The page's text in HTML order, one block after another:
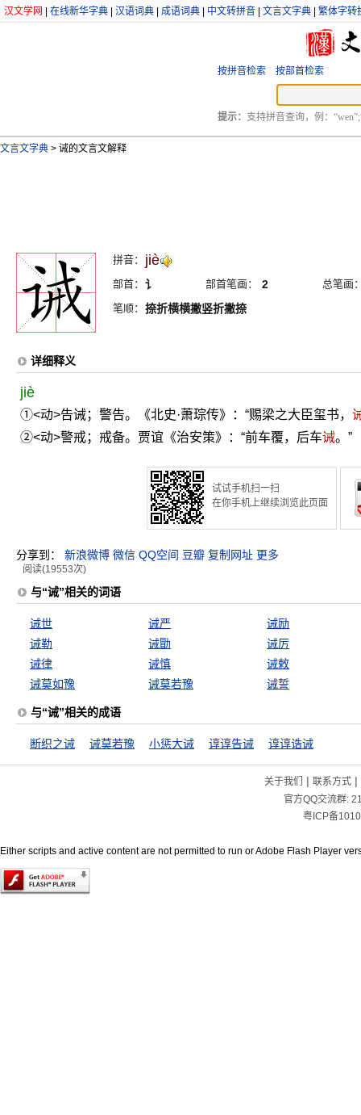
汉文学网 在线新华字典 汉语词典 成语词典 中文转拼音 文言文字典 繁体字转
按拼音检索 按部首检索
提示： 支持拼音查询，例：
文言文字典 > 诫的文言文解释
拼音： jiè
部首： 讠 部首笔画： 2
总笔画
笔顺： 捺折横横撇竖折撇捺
详细释义
jiè
①<动>告诫；警告。《北史·萧琮传》：“赐梁之大臣玺书，
②<动>警戒；戒备。贾谊《治安策》：“前车覆，后车诫。”
试试手机扫一扫
在你手机上继续浏览此页面
分享到： 新浪微博 微信 QQ空间 豆瓣 复制网址 更多
阅读(19553次)
与“诫”相关的词语
诫世 诫严
诫励
诫勒
诫勖
诫厉
诫律
诫慎
诫敕
诫莫如豫
诫莫若豫 诫誓
与“诫”相关的成语
断织之诫 诫莫若豫 小惩大诫 谆谆告诫 谆谆诰诫
关于我们 | 联系方式|
官方QQ交流群:
粤ICP备
Either scripts and active content are not permitted to run or Adobe Flash Player